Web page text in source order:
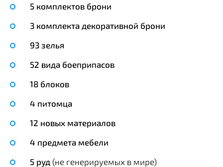
5 комплектов брони
3 комплекта декоративной брони
93 зелья
52 вида боеприпасов
18 блоков
4 питомца
12 новых материалов
4 предмета мебели
5 руд (не генерируемых в мире)